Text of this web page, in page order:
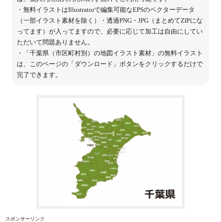
・無料イラストはIllustratorで編集可能なEPSのベクターデータ
（一部イラスト素材を除く）・透過PNG・JPG（まとめてZIPにな
ってます）が入ってますので、必要に応じて加工は自由にしてい
ただいて問題ありません。
・「千葉県（市区町村別）の地図イラスト素材」の無料イラスト
は、このページの「ダウンロード」ボタンをクリックするだけで
完了できます。
スポンサーリンク